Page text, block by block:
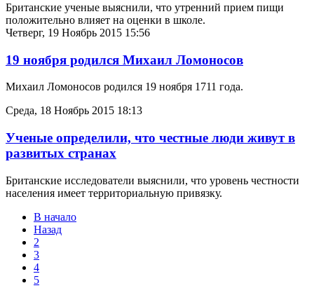
Британские ученые выяснили, что утренний прием пищи
положительно влияет на оценки в школе.
Четверг, 19 Ноябрь 2015 15:56
19 ноября родился Михаил Ломоносов
Михаил Ломоносов родился 19 ноября 1711 года.
Среда, 18 Ноябрь 2015 18:13
Ученые определили, что честные люди живут в
развитых странах
Британские исследователи выяснили, что уровень честности
населения имеет территориальную привязку.
В начало
Назад
2
3
4
5